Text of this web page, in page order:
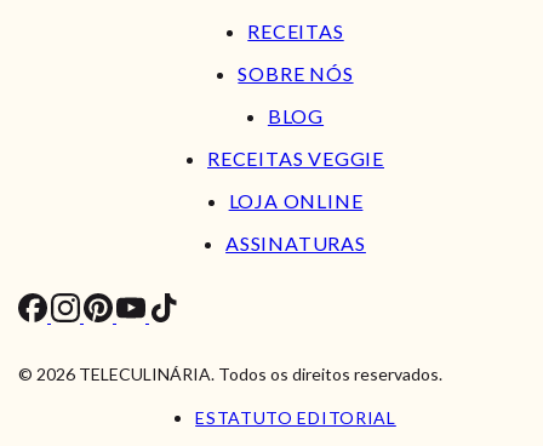
RECEITAS
SOBRE NÓS
BLOG
RECEITAS VEGGIE
LOJA ONLINE
ASSINATURAS
© 2026 TELECULINÁRIA. Todos os direitos reservados.
ESTATUTO EDITORIAL